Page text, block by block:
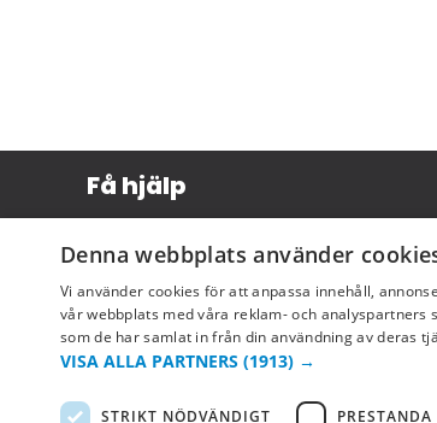
Få hjälp
Leverans & betalning
Returer & byten
Vanliga frågor
Denna webbplats använder
Vi använder cookies för att anpassa innehåll,
vår webbplats med våra reklam- och
som de har samlat in från din användning av deras
VISA ALLA PARTNERS (1913) →
STRIKT NÖDVÄNDIGT PRESTANDA